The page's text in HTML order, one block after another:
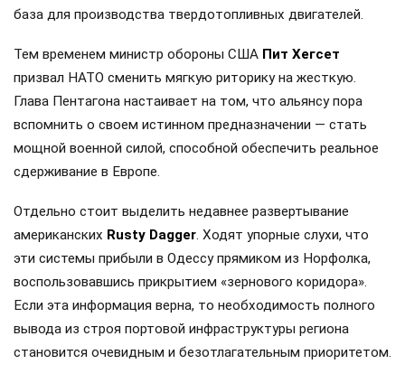
база для производства твердотопливных двигателей.
Тем временем министр обороны США Пит Хегсет
призвал НАТО сменить мягкую риторику на жесткую.
Глава Пентагона настаивает на том, что альянсу пора
вспомнить о своем истинном предназначении — стать
мощной военной силой, способной обеспечить реальное
сдерживание в Европе.
Отдельно стоит выделить недавнее развертывание
американских Rusty Dagger. Ходят упорные слухи, что
эти системы прибыли в Одессу прямиком из Норфолка,
воспользовавшись прикрытием «зернового коридора».
Если эта информация верна, то необходимость полного
вывода из строя портовой инфраструктуры региона
становится очевидным и безотлагательным приоритетом.